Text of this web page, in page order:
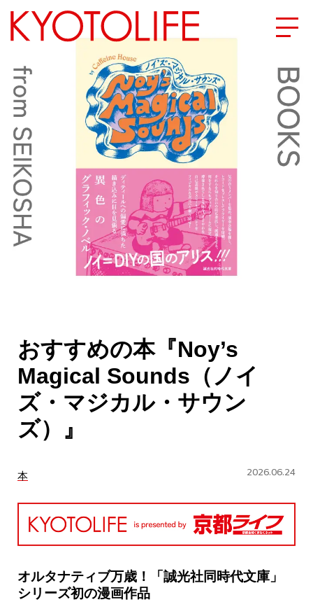
エリアから探す
地図から探す
カテゴリーから探す
SPECIAL
NEW OPEN
SERIES
ABOUT US
Instagram
チケットプレゼント応募
MAIN MENU
SERIES
おすすめの本『Noy’s
Magical Sounds（ノイ
ズ・マジカル・サウン
ズ）』
本 2026.06.24
オルタナティブ万歳！「誠光社同時代文庫」
シリーズ初の漫画作品